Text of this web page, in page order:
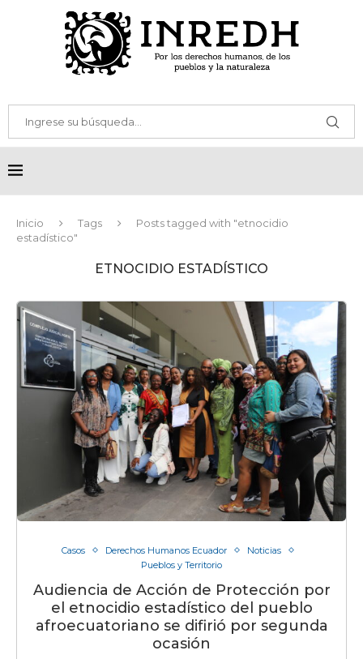
Inicio Tags
Posts tagged with "etnocidio
estadístico"
ETNOCIDIO ESTADÍSTICO
Casos Derechos Humanos Ecuador
Noticias
Pueblos y Territorio
Audiencia de Acción de Protección por
el etnocidio estadístico del pueblo
afroecuatoriano se difirió por segunda
ocasión